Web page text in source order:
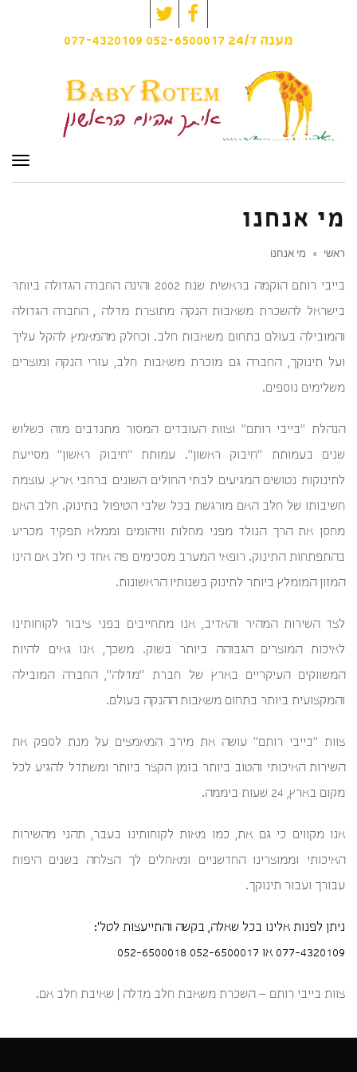
Facebook
Twitter
מענה 077-4320109 052-6500017 24/7
מי אנחנו
ראשי » מי אנחנו
בייבי רותם הוקמה בראשית שנת 2002 והינה החברה הגדולה ביותר
בישראל להשכרת משאבות הנקה מתוצרת מדלה , החברה הגדולה
והמובילה בעולם בתחום משאבות חלב. וכחלק מהמאמץ להקל עליך
ועל תינוקך, החברה גם מוכרת משאבות חלב, עזרי הנקה ומוצרים
משלימים נוספים.
הנהלת "בייבי רותם" וצוות העובדים המסור מתנדבים מזה כשלוש
שנים בעמותת "חיבוק ראשון". עמותת "חיבוק ראשון" מסייעת
לתינוקות נטושים המגיעים לבתי החולים השונים ברחבי ארץ. עוצמת
חשיבותו של חלב האם מורגשת בכל שלבי הטיפול בתינוק. חלב האם
מחסן את הרך הנולד מפני מחלות וזיהומים וממלא תפקיד מכריע
בהתפתחות התינוק. רופאי המערב מסכימים פה אחד כי חלב אם הינו
המזון המומלץ ביותר לתינוק בשנותיו הראשונות.
לצד השירות המהיר והאדיב, אנו מתחייבים בפני ציבור לקוחותינו
לאיכות המוצרים הגבוהה ביותר בשוק. משכך, אנו גאים להיות
המשווקים העיקריים בארץ של חברת "מדלה", החברה המובילה
והמקצועית ביותר בתחום משאבות ההנקה בעולם.
צוות "בייבי רותם" עושה את מירב המאמצים על מנת לספק את
השירות האיכותי והטוב ביותר בזמן הקצר ביותר ומשתדל להגיע לכל
מקום בארץ, 24 שעות ביממה.
אנו מקווים כי גם את, כמו מאות לקוחותינו בעבר, תהני מהשירות
האיכותי וממוצרינו החדשניים ומאחלים לך הצלחה בשנים היפות
עבורך ועבור תינוקך.
ניתן לפנות אלינו בכל שאלה, בקשה והתייעצות לטל':
077-4320109 או 052-6500017
052-6500018
צוות בייבי רותם – השכרת משאבת חלב מדלה | שאיבת חלב אם.